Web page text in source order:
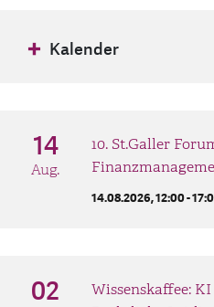
Kalender
Mo
14
Aug.
10. St.Galler
14.08.2026, 12:00 -
02
Wissenskaffee: